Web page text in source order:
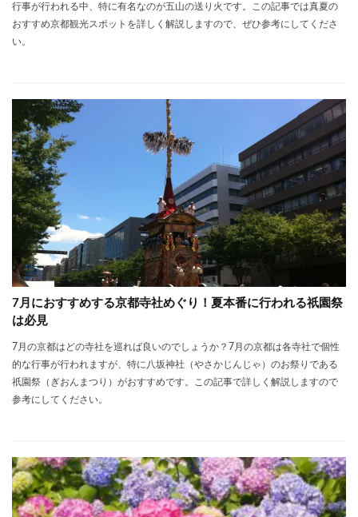
行事が行われる中、特に有名なのが五山の送り火です。この記事では真夏の
おすすめ京都観光スポットを詳しく解説しますので、ぜひ参考にしてくださ
い。
7月におすすめする京都寺社めぐり！夏本番に行われる祇園祭
は必見
7月の京都はどの寺社を巡れば良いのでしょうか？7月の京都は各寺社で個性
的な行事が行われますが、特に八坂神社（やさかじんじゃ）のお祭りである
祇園祭（ぎおんまつり）がおすすめです。この記事で詳しく解説しますので
参考にしてください。